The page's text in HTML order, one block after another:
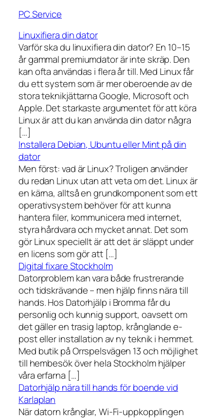
PC Service
Linuxifiera din dator
Varför ska du linuxifiera din dator? En 10–15
år gammal premiumdator är inte skräp. Den
kan ofta användas i flera år till. Med Linux får
du ett system som är mer oberoende av de
stora teknikjättarna Google, Microsoft och
Apple. Det starkaste argumentet för att köra
Linux är att du kan använda din dator några
[…]
Installera Debian, Ubuntu eller Mint på din
dator
Men först: vad är Linux? Troligen använder
du redan Linux utan att veta om det. Linux är
en kärna, alltså en grundkomponent som ett
operativsystem behöver för att kunna
hantera filer, kommunicera med internet,
styra hårdvara och mycket annat. Det som
gör Linux speciellt är att det är släppt under
en licens som gör att […]
Digital fixare Stockholm
Datorproblem kan vara både frustrerande
och tidskrävande – men hjälp finns nära till
hands. Hos Datorhjälp i Bromma får du
personlig och kunnig support, oavsett om
det gäller en trasig laptop, krånglande e-
post eller installation av ny teknik i hemmet.
Med butik på Orrspelsvägen 13 och möjlighet
till hembesök över hela Stockholm hjälper
våra erfarna […]
Datorhjälp nära till hands för boende vid
Karlaplan
När datorn krånglar, Wi-Fi-uppkopplingen